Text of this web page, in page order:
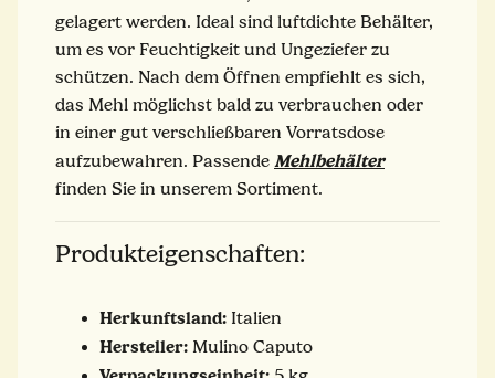
gelagert werden. Ideal sind luftdichte Behälter,
um es vor Feuchtigkeit und Ungeziefer zu
schützen. Nach dem Öffnen empfiehlt es sich,
das Mehl möglichst bald zu verbrauchen oder
in einer gut verschließbaren Vorratsdose
aufzubewahren. Passende Mehlbehälter
finden Sie in unserem Sortiment.
Produkteigenschaften:
Herkunftsland: Italien
Hersteller: Mulino Caputo